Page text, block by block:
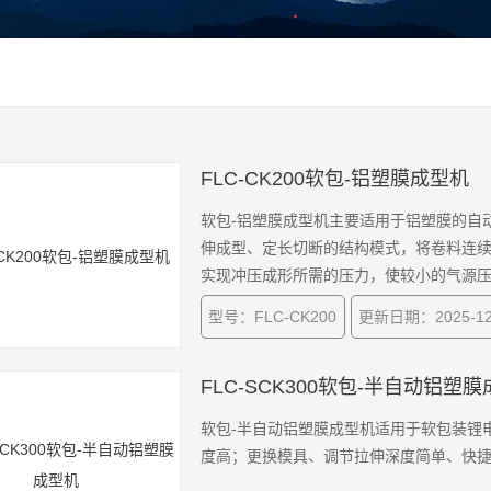
FLC-CK200软包-铝塑膜成型机
软包-铝塑膜成型机主要适用于铝塑膜的
伸成型、定长切断的结构模式，将卷料连
实现冲压成形所需的压力，使较小的气源
型号：FLC-CK200 更新日期：2025-
FLC-SCK300软包-半自动铝塑膜
软包-半自动铝塑膜成型机适用于软包装
度高；更换模具、调节拉伸深度简单、快